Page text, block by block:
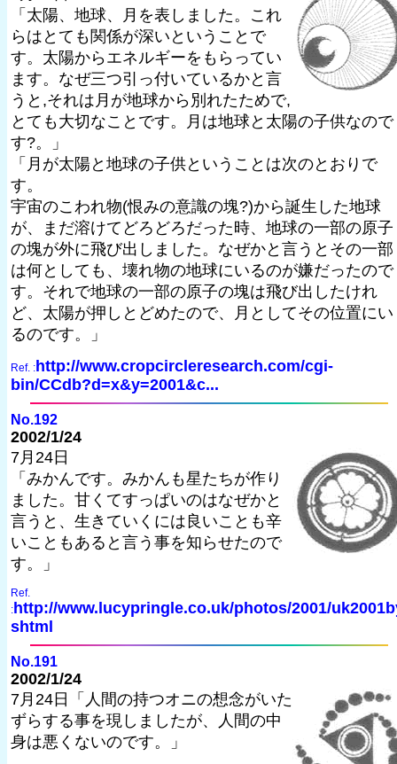
「太陽、地球、月を表しました。これ
らはとても関係が深いということで
す。太陽からエネルギーをもらってい
ます。なぜ三つ引っ付いているかと言
うと,それは月が地球から別れたためで,
とても大切なことです。月は地球と太陽の子供なので
す?。」
「月が太陽と地球の子供ということは次のとおりで
す。
宇宙のこわれ物(恨みの意識の塊?)から誕生した地球
が、まだ溶けてどろどろだった時、地球の一部の原子
の塊が外に飛び出しました。なぜかと言うとその一部
は何としても、壊れ物の地球にいるのが嫌だったので
す。それで地球の一部の原子の塊は飛び出したけれ
ど、太陽が押しとどめたので、月としてその位置にい
るのです。」
Ref. : http://www.cropcircleresearch.com/cgi-
bin/CCdb?d=x&y=2001&c...
No.192
2002/1/24
7月24日
「みかんです。みかんも星たちが作り
ました。甘くてすっぱいのはなぜかと
言うと、生きていくには良いことも辛
いこともあると言う事を知らせたので
す。」
Ref.
: http://www.lucypringle.co.uk/photos/2001/
shtml
No.191
2002/1/24
7月24日「人間の持つオニの想念がいた
ずらする事を現しましたが、人間の中
身は悪くないのです。」